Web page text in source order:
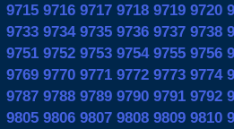
9715 9716 9717 9718 9719 9720
9733 9734 9735 9736 9737 9738
9751 9752 9753 9754 9755 9756
9769 9770 9771 9772 9773 9774
9787 9788 9789 9790 9791 9792
9805 9806 9807 9808 9809 9810